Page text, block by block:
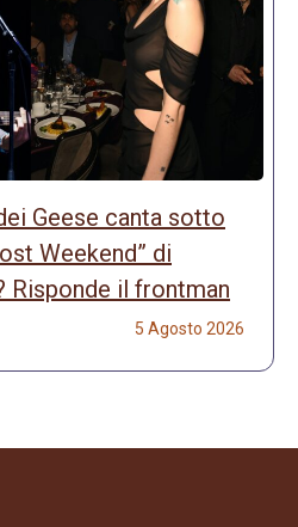
Geese canta sotto
Weekend” di
Risponde il frontman
5 Agosto 2026